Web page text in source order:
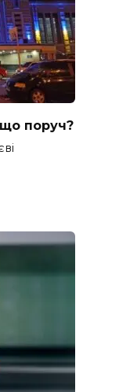
що поруч?